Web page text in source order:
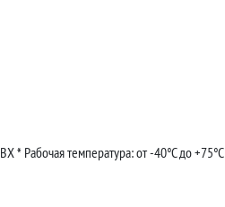
* Рабочая температура: от -40°C до +75°C